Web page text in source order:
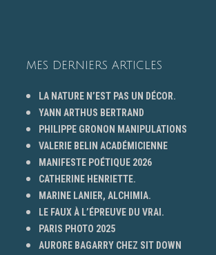
MES DERNIERS ARTICLES
LA NATURE N’EST PAS UN DÉCOR.
YANN ARTHUS BERTRAND
PHILIPPE GRONON MANIPULATIONS
VALERIE BELIN ACADÉMICIENNE
MANIFESTE POÉTIQUE 2026
CATHERINE HENRIETTE.
MARINE LANIER, ALCHIMIA.
LE FAUX À L’ÉPREUVE DU VRAI.
PARIS PHOTO 2025
AURORE BAGARRY CHEZ SIT DOWN